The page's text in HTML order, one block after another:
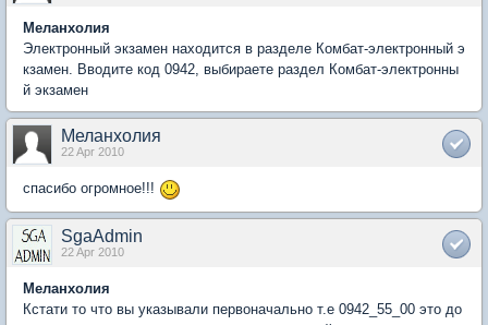
Меланхолия
Электронный экзамен находится в разделе Комбат-электронный э
кзамен. Вводите код 0942, выбираете раздел Комбат-электронны
й экзамен
Меланхолия
22 Apr 2010
спасибо огромное!!!
SgaAdmin
22 Apr 2010
Меланхолия
Кстати то что вы указывали первоначально т.е 0942_55_00 это до